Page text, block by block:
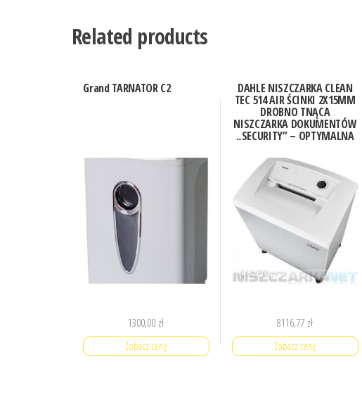
Related products
Grand TARNATOR C2
1300,00 zł
Zobacz cenę
DAHLE NISZCZARKA CLEAN
TEC 514 AIR ŚCINKI 2X15MM
DROBNO TNĄCA
NISZCZARKA DOKUMENTÓW
„SECURITY” – OPTYMALNA
WRAŻLIWYCH DANYCH
8116,77 zł
Zobacz cenę